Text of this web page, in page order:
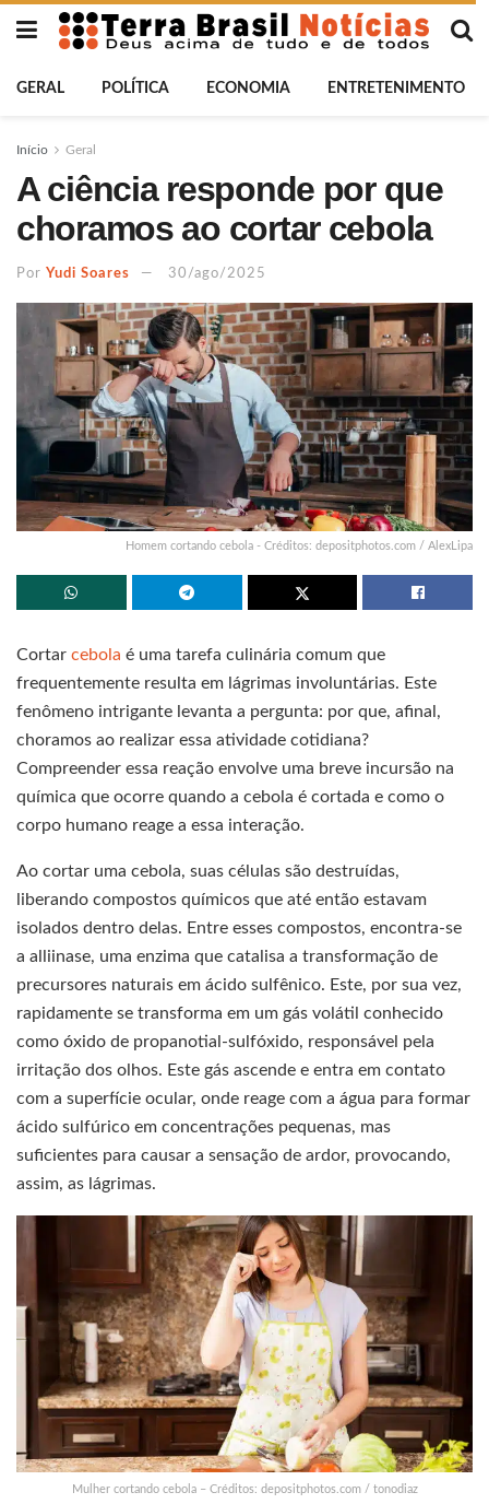
GERAL POLÍTICA ECONOMIA ENTRETENIMENTO
Início Geral
A ciência responde por que
choramos ao cortar cebola
Por Yudi Soares 30/ago/2025
Homem cortando cebola - Créditos: depositphotos.com / AlexLipa
Cortar cebola é uma tarefa culinária comum que
frequentemente resulta em lágrimas involuntárias. Este
fenômeno intrigante levanta a pergunta: por que, afinal,
choramos ao realizar essa atividade cotidiana?
Compreender essa reação envolve uma breve incursão na
química que ocorre quando a cebola é cortada e como o
corpo humano reage a essa interação.
Ao cortar uma cebola, suas células são destruídas,
liberando compostos químicos que até então estavam
isolados dentro delas. Entre esses compostos, encontra-se
a alliinase, uma enzima que catalisa a transformação de
precursores naturais em ácido sulfênico. Este, por sua vez,
rapidamente se transforma em um gás volátil conhecido
como óxido de propanotial-sulfóxido, responsável pela
irritação dos olhos. Este gás ascende e entra em contato
com a superfície ocular, onde reage com a água para formar
ácido sulfúrico em concentrações pequenas, mas
suficientes para causar a sensação de ardor, provocando,
assim, as lágrimas.
Mulher cortando cebola – Créditos: depositphotos.com / tonodiaz